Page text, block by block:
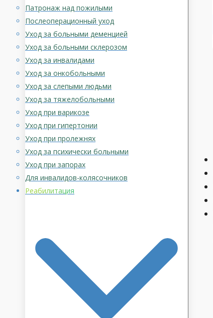
Патронаж над пожилыми
Послеоперационный уход
Уход за больными деменцией
Уход за больными склерозом
Уход за инвалидами
Уход за онкобольными
Уход за слепыми людьми
Уход за тяжелобольными
Уход при варикозе
Уход при гипертонии
Уход при пролежнях
Уход за психически больными
Уход при запорах
Для инвалидов-колясочников
Реабилитация